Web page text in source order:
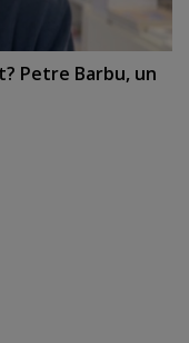
Petre Barbu, un